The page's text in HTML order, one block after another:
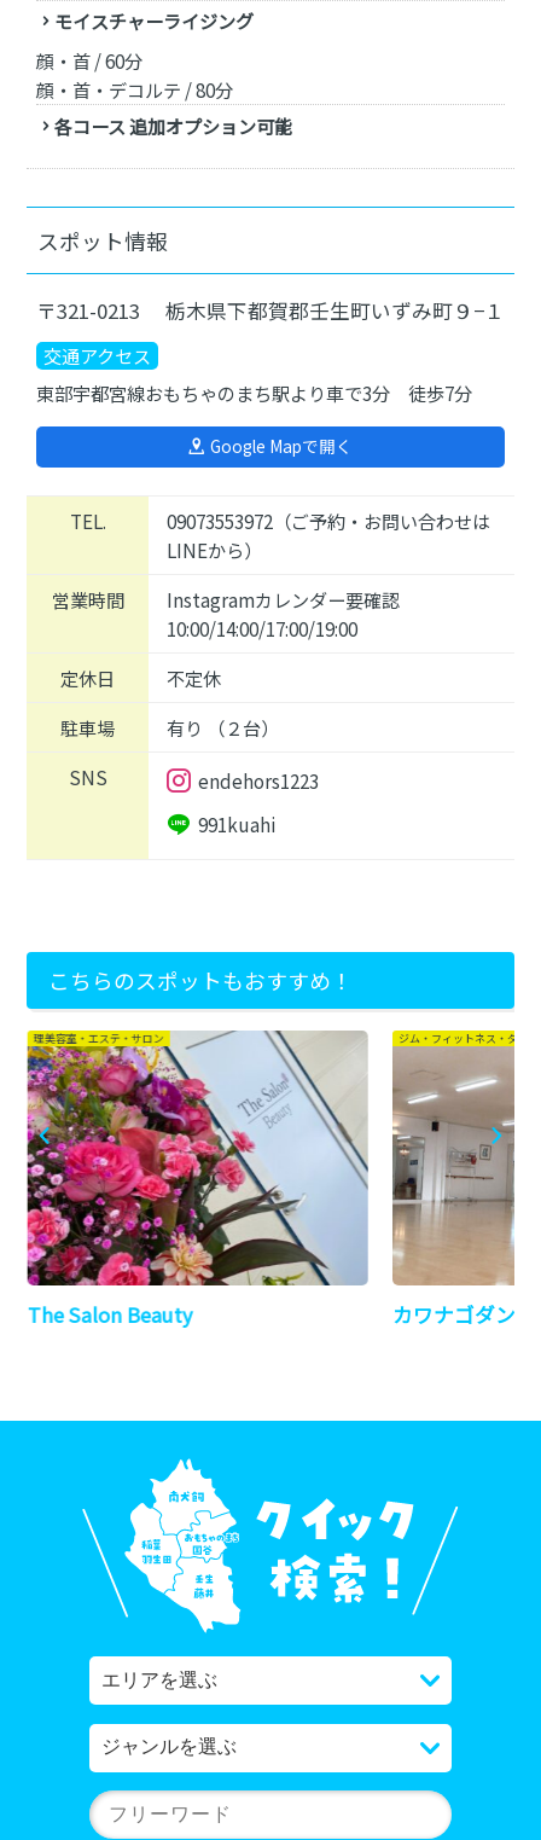
モイスチャーライジング
顔・首 / 60分
顔・首・デコルテ / 80分
各コース 追加オプション可能
スポット情報
〒321-0213 栃木県下都賀郡壬生町いずみ町９−１
交通アクセス
東部宇都宮線おもちゃのまち駅より車で3分 徒歩7分
Google Mapで開く
TEL.
09073553972（ご予約・お問い合わせは
LINEから）
営業時間
Instagramカレンダー要確認
10:00/14:00/17:00/19:00
定休日
不定休
駐車場
有り （２台）
SNS
endehors1223
991kuahi
こちらのスポットもおすすめ！
理美容室・エステ・サロン
The Salon Beauty
ジム・フィットネス・ダン
カワナゴダン